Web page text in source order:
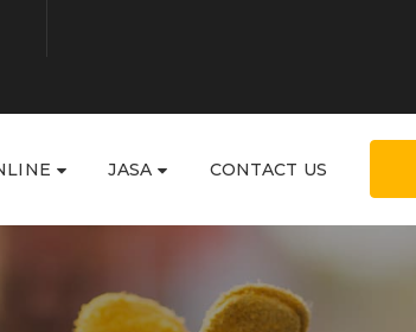
JASA CONTACT US